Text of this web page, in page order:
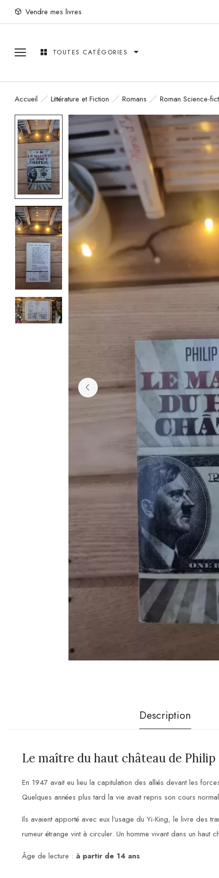
Vendre mes livres
TOUTES CATÉGORIES
Accueil Littérature et Fiction Romans Roman Science-
Description
Le maître du haut château de Philip
En 1947 avait eu lieu la capitulation des alliés devant les
Quelques années plus tard la vie avait repris son cours
Ils avaient apporté avec eux l’usage du Yi-King, le livre des
rumeur étrange vint à circuler. Un homme vivant dans un
Âge de lecture : à partir de 14 ans